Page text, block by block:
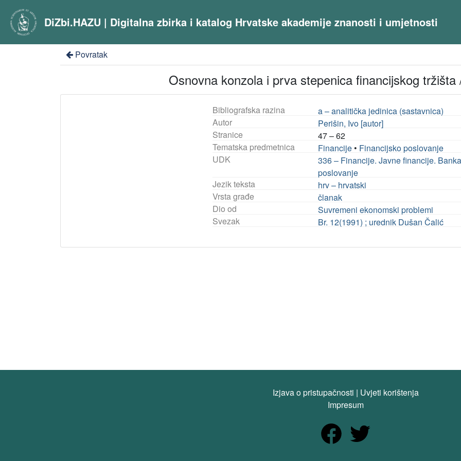
DiZbi.HAZU | Digitalna zbirka i katalog Hrvatske akademije znanosti i umjetnosti
Povratak
Osnovna konzola i prva stepenica financijskog tržišta
Bibliografska razina
a – analitička jedinica (sastavnica)
Autor
Perišin, Ivo [autor]
Stranice
47 – 62
Tematska predmetnica
Financije • Financijsko poslovanje
UDK
336 – Financije. Javne financije.
poslovanje
Jezik teksta
hrv – hrvatski
Vrsta građe
članak
Dio od
Suvremeni ekonomski problemi
Svezak
Br. 12(1991) ; urednik Dušan Čalić
Izjava o pristupačnosti | Uvjeti korištenja
Impresum